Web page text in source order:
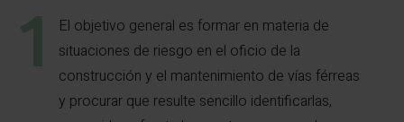
El objetivo general es formar en materia de
situaciones de riesgo en el oficio de la
construcción y el mantenimiento de vías férreas
y procurar que resulte sencillo identificarlas,